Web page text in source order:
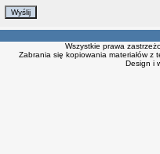
Wszystkie prawa
Zabrania się kopiowania materiałów z
Design i